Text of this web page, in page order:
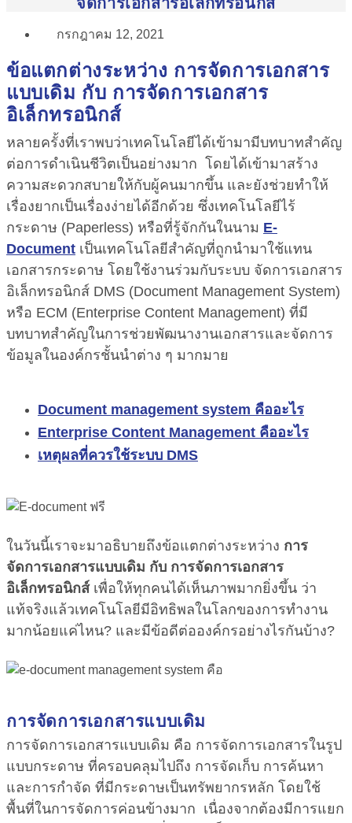
กรกฎาคม 12, 2021
ข้อแตกต่างระหว่าง การจัดการเอกสาร
แบบเดิม กับ การจัดการเอกสาร
อิเล็กทรอนิกส์
หลายครั้งที่เราพบว่าเทคโนโลยีได้เข้ามามีบทบาทสำคัญ
ต่อการดำเนินชีวิตเป็นอย่างมาก โดยได้เข้ามาสร้าง
ความสะดวกสบายให้กับผู้คนมากขึ้น และยังช่วยทำให้
เรื่องยากเป็นเรื่องง่ายได้อีกด้วย ซึ่งเทคโนโลยีไร้
กระดาษ (Paperless) หรือที่รู้จักกันในนาม E-
Document เป็นเทคโนโลยีสำคัญที่ถูกนำมาใช้แทน
เอกสารกระดาษ โดยใช้งานร่วมกับระบบ จัดการเอกสาร
อิเล็กทรอนิกส์ DMS (Document Management System)
หรือ ECM (Enterprise Content Management) ที่มี
บทบาทสำคัญในการช่วยพัฒนางานเอกสารและจัดการ
ข้อมูลในองค์กรชั้นนำต่าง ๆ มากมาย
Document management system คืออะไร
Enterprise Content Management คืออะไร
เหตุผลที่ควรใช้ระบบ DMS
ในวันนี้เราจะมาอธิบายถึงข้อแตกต่างระหว่าง การ
จัดการเอกสารแบบเดิม กับ การจัดการเอกสาร
อิเล็กทรอนิกส์เพื่อให้ทุกคนได้เห็นภาพมากยิ่งขึ้น ว่า
แท้จริงแล้วเทคโนโลยีมีอิทธิพลในโลกของการทำงาน
มากน้อยแค่ไหน? และมีข้อดีต่อองค์กรอย่างไรกันบ้าง?
การจัดการเอกสารแบบเดิม
การจัดการเอกสารแบบเดิม คือ การจัดการเอกสารในรูป
แบบกระดาษ ที่ครอบคลุมไปถึง การจัดเก็บ การค้นหา
และการกำจัด ที่มีกระดาษเป็นทรัพยากรหลัก โดยใช้
พื้นที่ในการจัดการค่อนข้างมาก เนื่องจากต้องมีการแยก